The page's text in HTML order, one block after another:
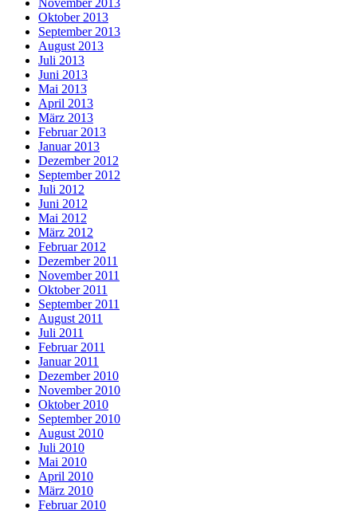
Oktober 2013
September 2013
August 2013
Juli 2013
Juni 2013
Mai 2013
April 2013
März 2013
Februar 2013
Januar 2013
Dezember 2012
September 2012
Juli 2012
Juni 2012
Mai 2012
März 2012
Februar 2012
Dezember 2011
November 2011
Oktober 2011
September 2011
August 2011
Juli 2011
Februar 2011
Januar 2011
Dezember 2010
November 2010
Oktober 2010
September 2010
August 2010
Juli 2010
Mai 2010
April 2010
März 2010
Februar 2010